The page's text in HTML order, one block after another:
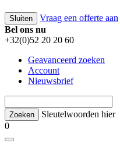
Sluiten Vraag een offerte aan
Bel ons nu
+32(0)52 20 20 60
Geavanceerd zoeken
Account
Nieuwsbrief
Sleutelwoorden hier
0